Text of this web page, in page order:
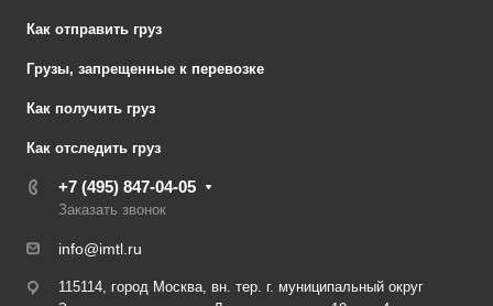
Как отправить груз
Грузы, запрещенные к перевозке
Как получить груз
Как отследить груз
+7 (495) 847-04-05
Заказать звонок
info@imtl.ru
115114, город Москва, вн. тер. г. муниципальный округ